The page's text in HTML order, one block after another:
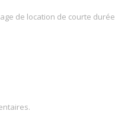
de location de courte durée